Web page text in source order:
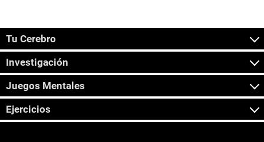
Tu Cerebro
Investigación
Juegos Mentales
Ejercicios